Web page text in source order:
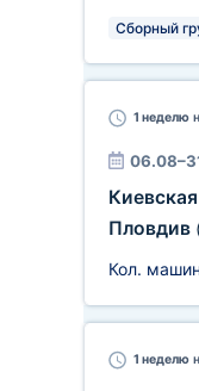
Сборный
1 неделю
Пловдив
Кол.
1 неделю